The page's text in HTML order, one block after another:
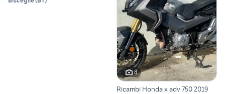
8
Ricambi Honda x adv 750 2019